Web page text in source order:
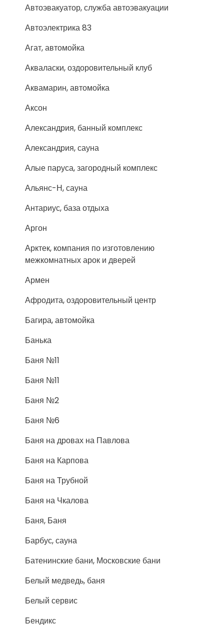
Автоэвакуатор, служба автоэвакуации
Автоэлектрика 83
Агат, автомойка
Акваласки, оздоровительный клуб
Аквамарин, автомойка
Аксон
Александрия, банный комплекс
Александрия, сауна
Алые паруса, загородный комплекс
Альянс-Н, сауна
Антариус, база отдыха
Аргон
Арктек, компания по изготовлению
межкомнатных арок и дверей
Армен
Афродита, оздоровительный центр
Багира, автомойка
Банька
Баня №11
Баня №11
Баня №2
Баня №6
Баня на дровах на Павлова
Баня на Карпова
Баня на Трубной
Баня на Чкалова
Баня, Баня
Барбус, сауна
Батенинские бани, Московские бани
Белый медведь, баня
Белый сервис
Бендикс